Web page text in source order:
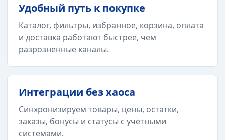
Удобный путь к покупке
Каталог, фильтры, избранное, корзина, оплата
и доставка работают быстрее, чем
разрозненные каналы.
Интеграции без хаоса
Синхронизируем товары, цены, остатки,
заказы, бонусы и статусы с учетными
системами.